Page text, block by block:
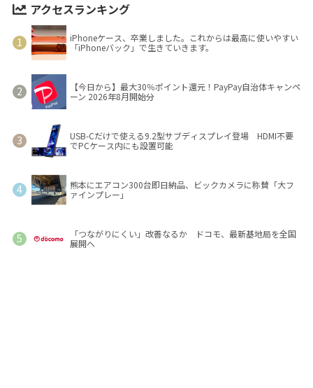
アクセスランキング
iPhoneケース、卒業しました。これからは最高に使いやすい
「iPhoneバック」で生きていきます。
【今日から】最大30％ポイント還元！PayPay自治体キャンペ
ーン 2026年8月開始分
USB-Cだけで使える9.2型サブディスプレイ登場 HDMI不要
でPCケース内にも設置可能
熊本にエアコン300台即日納品、ビックカメラに称賛「大フ
ァインプレー」
「つながりにくい」改善なるか ドコモ、最新基地局を全国
展開へ